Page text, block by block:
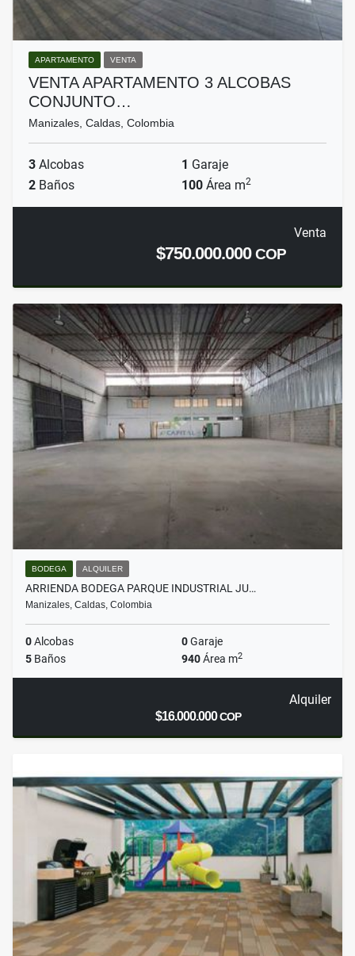
APARTAMENTO VENTA
VENTA APARTAMENTO 3 ALCOBAS
CONJUNTO…
Manizales, Caldas, Colombia
3 Alcobas 1 Garaje
2 Baños 100 Área m2
Venta
$750.000.000COP
BODEGA ALQUILER
ARRIENDA BODEGA PARQUE INDUSTRIAL JU…
Manizales, Caldas, Colombia
0Alcobas 0Garaje
5 Baños 940Área m2
Alquiler
$16.000.000COP